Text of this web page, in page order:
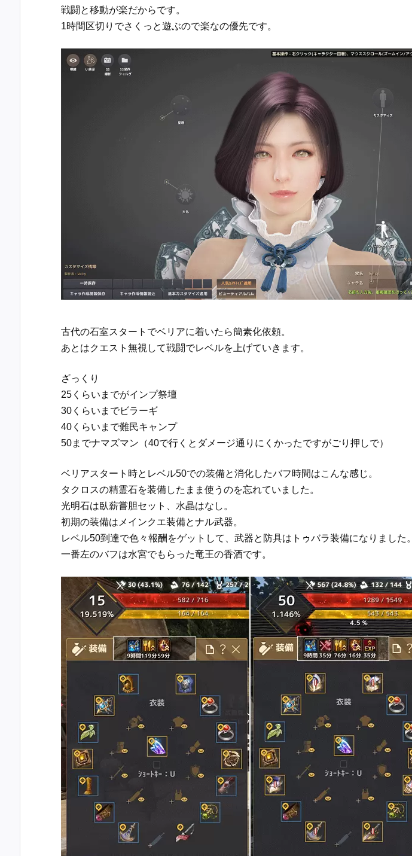
戦闘と移動が楽だからです。
1時間区切りでさくっと遊ぶので楽なの優先です。
古代の石室スタートでベリアに着いたら簡素化依頼。
あとはクエスト無視して戦闘でレベルを上げていきます。
ざっくり
25くらいまでがインプ祭壇
30くらいまでビラーギ
40くらいまで難民キャンプ
50までナマズマン（40で行くとダメージ通りにくかったですがごり押しで）
ベリアスタート時とレベル50での装備と消化したバフ時間はこんな感じ。
タクロスの精霊石を装備したまま使うのを忘れていました。
光明石は臥薪嘗胆セット、水晶はなし。
初期の装備はメインクエ装備とナル武器。
レベル50到達で色々報酬をゲットして、武器と防具はトゥバラ装備になりました。
一番左のバフは水宮でもらった竜王の香酒です。